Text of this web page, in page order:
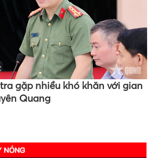
gặp nhiều khó khăn với gian
Quang